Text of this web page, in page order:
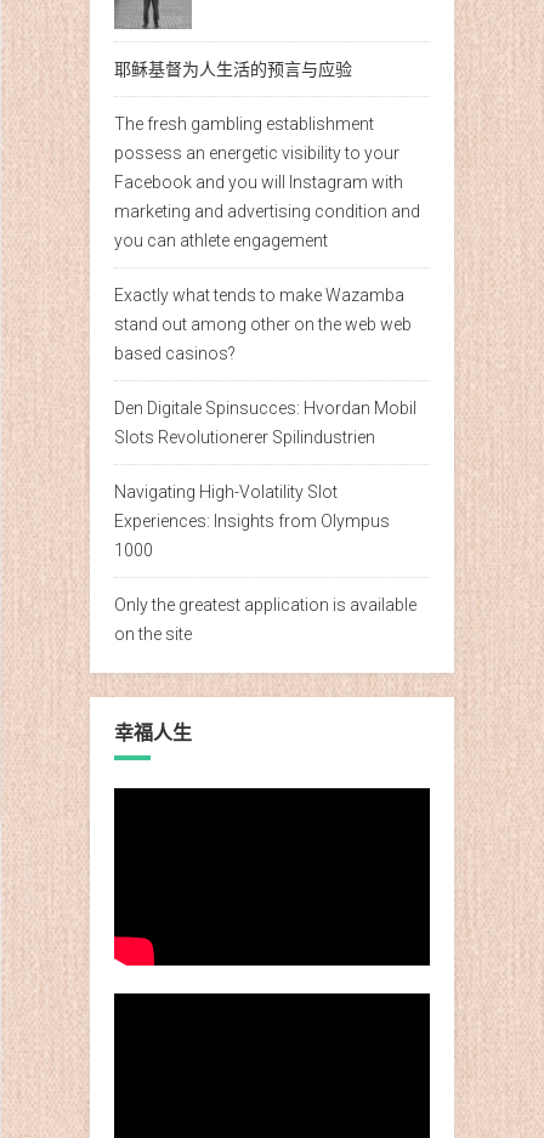
耶稣基督为人生活的预言与应验
The fresh gambling establishment
possess an energetic visibility to your
Facebook and you will Instagram with
marketing and advertising condition and
you can athlete engagement
Exactly what tends to make Wazamba
stand out among other on the web web
based casinos?
Den Digitale Spinsucces: Hvordan Mobil
Slots Revolutionerer Spilindustrien
Navigating High-Volatility Slot
Experiences: Insights from Olympus
1000
Only the greatest application is available
on the site
幸福人生